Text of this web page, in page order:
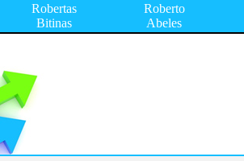
Robertas
Bitinas
Roberto
Abeles